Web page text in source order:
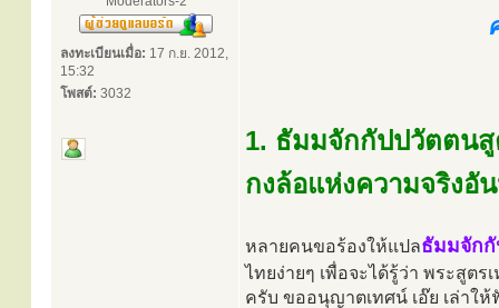
ลงทะเบียนเมื่อ: 17 ก.ย. 2012,
15:32
โพสต์: 3032
1. ธัมมจักกัปปวัตตน
กงล้อแห่งความจริงอัน
หลายคนขอร้องให้แปลธัมมจัก
ไทยง่ายๆ เพื่อจะได้รู้ว่า พระสูต
ครับ ขออนุญาตเทศน์ เอ๊ย เล่าใ